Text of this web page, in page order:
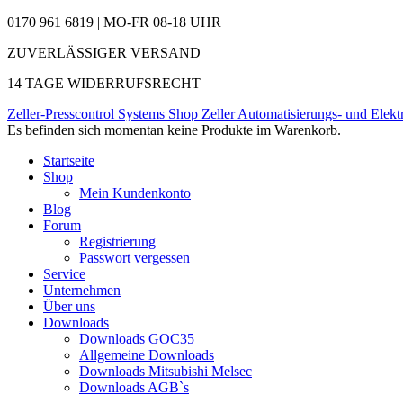
0170 961 6819 | MO-FR 08-18 UHR
ZUVERLÄSSIGER VERSAND
14 TAGE WIDERRUFSRECHT
Zeller-Presscontrol Systems Shop Zeller Automatisierungs- und
Es befinden sich momentan keine Produkte im Warenkorb.
Startseite
Shop
Mein Kundenkonto
Blog
Forum
Registrierung
Passwort vergessen
Service
Unternehmen
Über uns
Downloads
Downloads GOC35
Allgemeine Downloads
Downloads Mitsubishi Melsec
Downloads AGB`s